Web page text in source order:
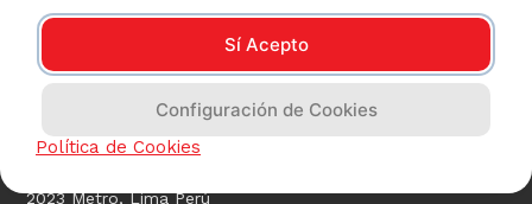
COMPRAS 100% SEGURAS
Esta tienda usa Niubiz para realizar transacciones
electrónicas.
2023 Metro, Lima Perú
Sí Acepto
Configuración de Cookies
Política de Cookies